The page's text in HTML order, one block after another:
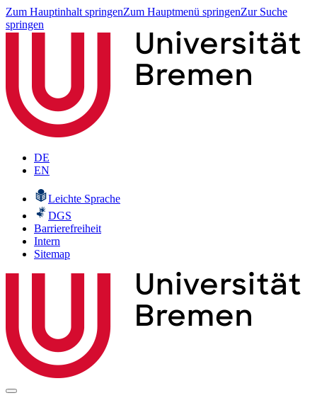
Zum Hauptinhalt springenZum Hauptmenü springenZur Suche
springen
DE
EN
Leichte Sprache
DGS
Barrierefreiheit
Intern
Sitemap